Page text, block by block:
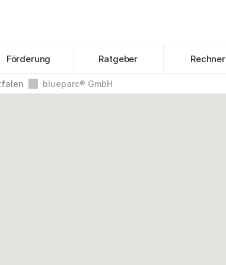
Förderung Ratgeber Rechner
blueparc® GmbH